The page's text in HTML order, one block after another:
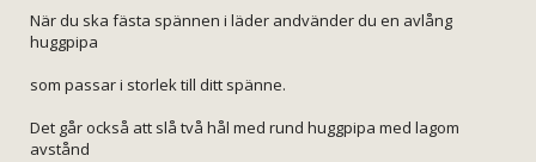
När du ska fästa spännen i läder andvänder du en avlång
huggpipa
som passar i storlek till ditt spänne.
Det går också att slå två hål med rund huggpipa med lagom
avstånd